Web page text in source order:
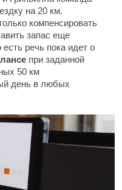
на 20 км.
компенсировать
запас еще
речь пока идет о
при заданной
50 км
день в любых